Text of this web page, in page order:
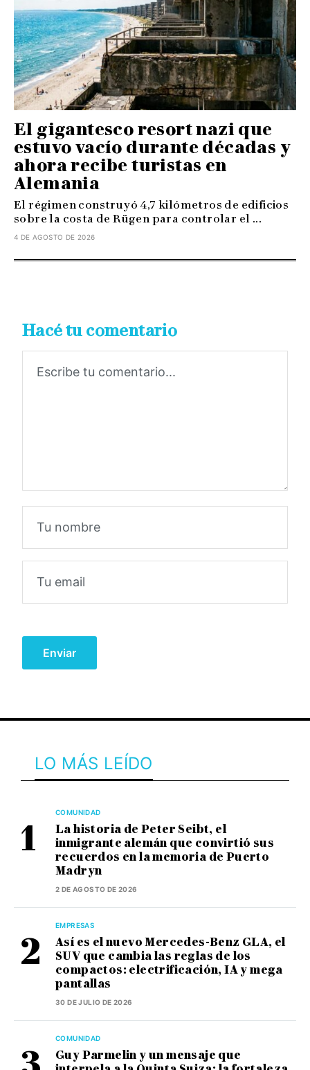
El gigantesco resort nazi que
estuvo vacío durante décadas y
ahora recibe turistas en
Alemania
El régimen construyó 4,7 kilómetros de edificios
sobre la costa de Rügen para controlar el ...
4 DE AGOSTO DE 2026
Hacé tu comentario
LO MÁS LEÍDO
COMUNIDAD
La historia de Peter Seibt, el
inmigrante alemán que convirtió sus
recuerdos en la memoria de Puerto
Madryn
2 DE AGOSTO DE 2026
EMPRESAS
Así es el nuevo Mercedes-Benz GLA, el
SUV que cambia las reglas de los
compactos: electrificación, IA y mega
pantallas
30 DE JULIO DE 2026
COMUNIDAD
Guy Parmelin y un mensaje que